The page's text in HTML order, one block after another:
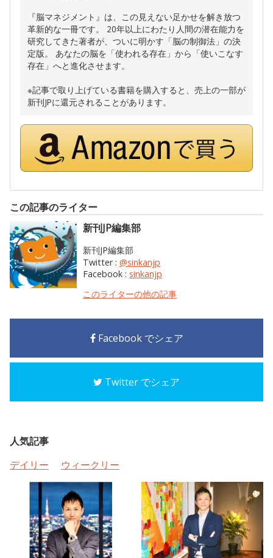
『脳マネジメント』は、この見えない足かせを解き放つ
革新的な一冊です。 20年以上にわたり人間の潜在能力を
研究してきた著者が、ついに明かす「脳の制御法」の決
定版。 あなたの脳を「使われる存在」から「使いこなす
存在」へと進化させます。
※記事で取り上げている書籍を購入すると、売上の一部が
新刊JPに還元されることがあります。
この記事のライター
新刊JP編集部
新刊JP編集部
Twitter : @sinkanjp
Facebook : sinkanjp
このライターの他の記事
Facebook でシェア
Twitter でシェア
人気記事
デイリー
ウィークリー